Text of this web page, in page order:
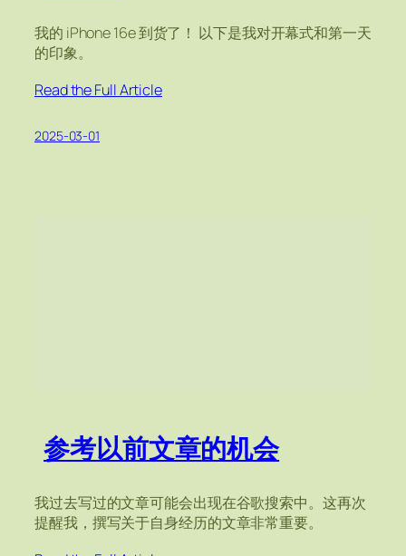
我的 iPhone 16e 到货了！ 以下是我对开幕式和第一天
的印象。
Read the Full Article
2025-03-01
参考以前文章的机会
我过去写过的文章可能会出现在谷歌搜索中。这再次
提醒我，撰写关于自身经历的文章非常重要。